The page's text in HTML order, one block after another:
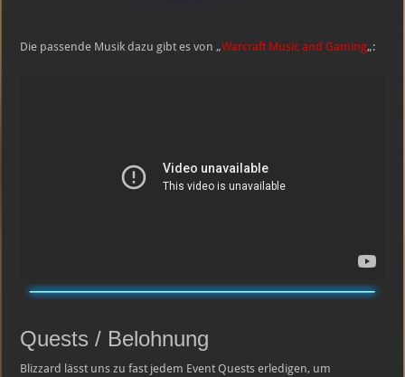
Die passende Musik dazu gibt es von „Warcraft Music and Gaming„:
Quests / Belohnung
Blizzard lässt uns zu fast jedem Event Quests erledigen, um